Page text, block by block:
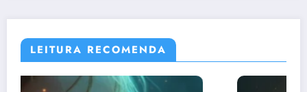
LEITURA RECOMENDA